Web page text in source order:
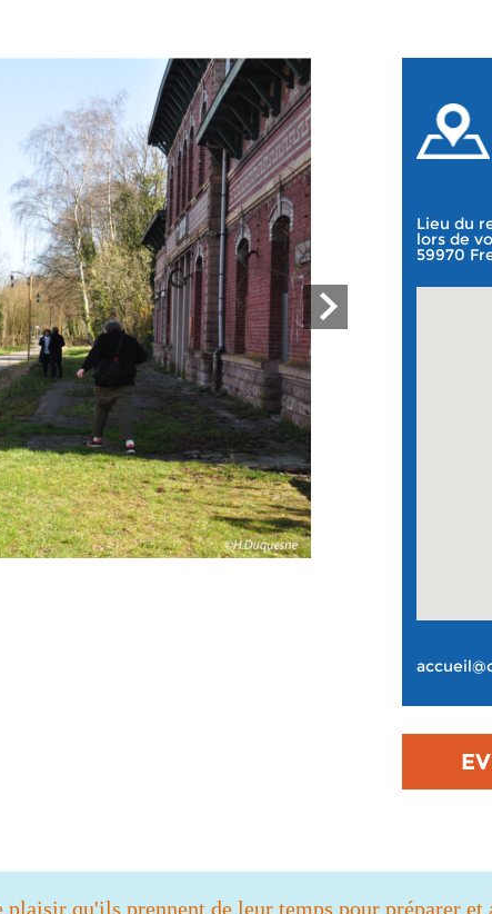
Lieu du
lors de
59970
plaisir qu'ils prennent de leur temps pour préparer et